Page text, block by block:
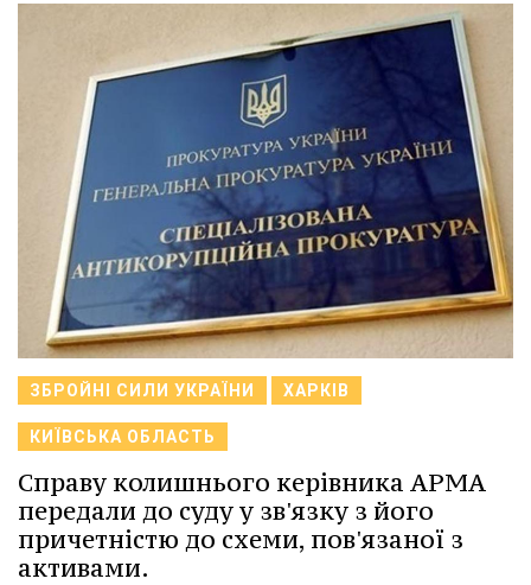
ЗБРОЙНІ СИЛИ УКРАЇНИ ХАРКІВ
КИЇВСЬКА ОБЛАСТЬ
Справу колишнього керівника АРМА
передали до суду у зв'язку з його
причетністю до схеми, пов'язаної з
активами.